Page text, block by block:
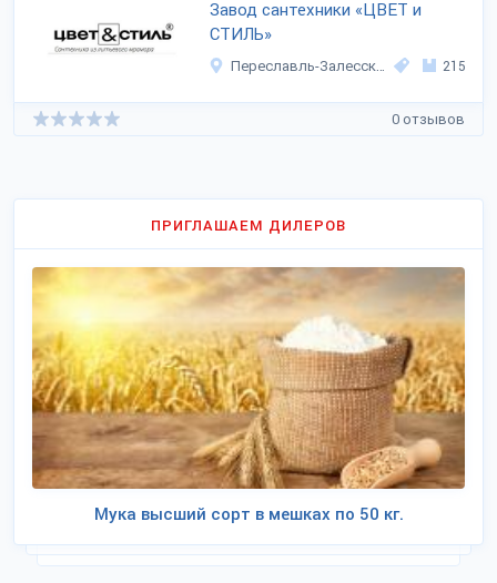
Завод сантехники «ЦВЕТ и
СТИЛЬ»
Переславль-Залесский 215
0 отзывов
ПРИГЛАШАЕМ ДИЛЕРОВ
Мука высший сорт в мешках по 50 кг.